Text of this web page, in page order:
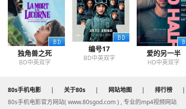
独角兽之死
BD中英双字
编号17
BD中英双字
爱的另一半
HD中英双字
80s手机电影 | 关于80s | 网站地图 | 排行榜 |
80s手机电影官方网站( www.80sgod.com ) , 专业的mp4视频网站